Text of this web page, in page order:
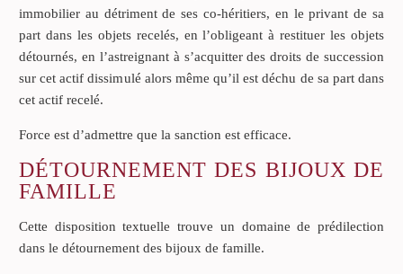
immobilier au détriment de ses co-héritiers, en le privant de sa
part dans les objets recelés, en l’obligeant à restituer les objets
détournés, en l’astreignant à s’acquitter des droits de succession
sur cet actif dissimulé alors même qu’il est déchu de sa part dans
cet actif recelé.
Force est d’admettre que la sanction est efficace.
DÉTOURNEMENT DES BIJOUX DE
FAMILLE
Cette disposition textuelle trouve un domaine de prédilection
dans le détournement des bijoux de famille.